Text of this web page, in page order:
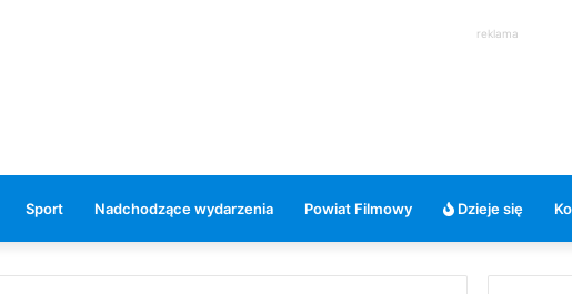
reklama
Sport Nadchodzące wydarzenia Powiat Filmowy Dzieje się